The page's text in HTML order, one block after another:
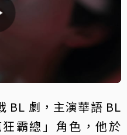
BL 劇，主演華語 BL
霸總」角色，他於